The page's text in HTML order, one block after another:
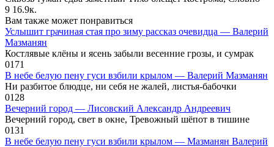
9 16.9к.
Вам также может понравиться
Услышит грачиная стая про зиму рассказ очевидца — Валерий
Мазманян
Костлявые клёны и ясень забыли весенние грозы, и сумрак
0171
В небе белую пену гуси взбили крылом — Валерий Мазманян
Ни разбитое блюдце, ни себя не жалей, листья-бабочки
0128
Вечерний город — Лисовский Александр Андреевич
Вечерний город, свет в окне, Тревожный шёпот в тишине
0131
В небе белую пену гуси взбили крылом — Мазманян Валерий